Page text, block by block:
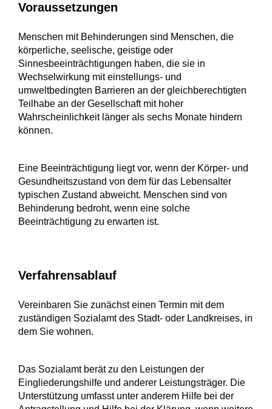
Voraussetzungen
Menschen mit Behinderungen sind Menschen, die
körperliche, seelische, geistige oder
Sinnesbeeinträchtigungen haben, die sie in
Wechselwirkung mit einstellungs- und
umweltbedingten Barrieren an der gleichberechtigten
Teilhabe an der Gesellschaft mit hoher
Wahrscheinlichkeit länger als sechs Monate hindern
können.
Eine Beeinträchtigung liegt vor, wenn der Körper- und
Gesundheitszustand von dem für das Lebensalter
typischen Zustand abweicht. Menschen sind von
Behinderung bedroht, wenn eine solche
Beeinträchtigung zu erwarten ist.
Verfahrensablauf
Vereinbaren Sie zunächst einen Termin mit dem
zuständigen Sozialamt des Stadt- oder Landkreises, in
dem Sie wohnen.
Das Sozialamt berät zu den Leistungen der
Eingliederungshilfe und anderer Leistungsträger. Die
Unterstützung umfasst unter anderem Hilfe bei der